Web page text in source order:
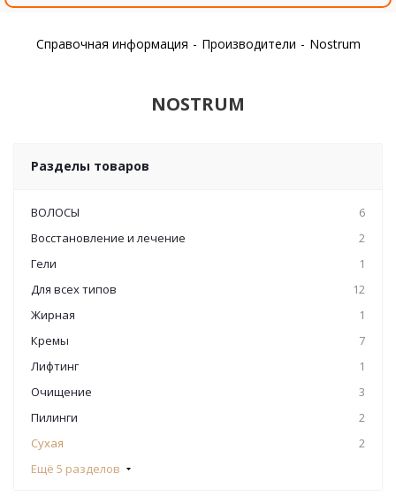
Справочная информация - Производители - Nostrum
NOSTRUM
Разделы товаров
ВОЛОСЫ
6
Восстановление и лечение
2
Гели
1
Для всех типов
12
Жирная
1
Кремы
7
Лифтинг
1
Очищение
3
Пилинги
2
Сухая
2
Ещё 5 разделов